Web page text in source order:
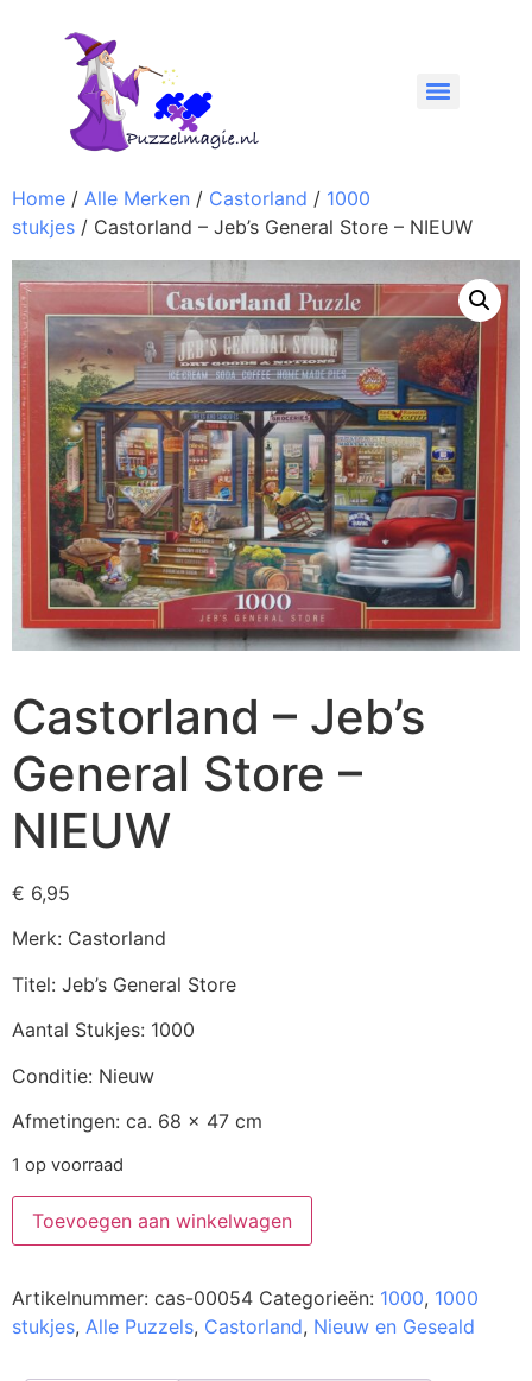
Home / Alle Merken / Castorland / 1000
stukjes / Castorland – Jeb’s General Store – NIEUW
Castorland – Jeb’s
General Store –
NIEUW
€ 6,95
Merk: Castorland
Titel: Jeb’s General Store
Aantal Stukjes: 1000
Conditie: Nieuw
Afmetingen: ca. 68 x 47 cm
1 op voorraad
Toevoegen aan winkelwagen
Artikelnummer: cas-00054 Categorieën: 1000, 1000
stukjes, Alle Puzzels, Castorland, Nieuw en Geseald